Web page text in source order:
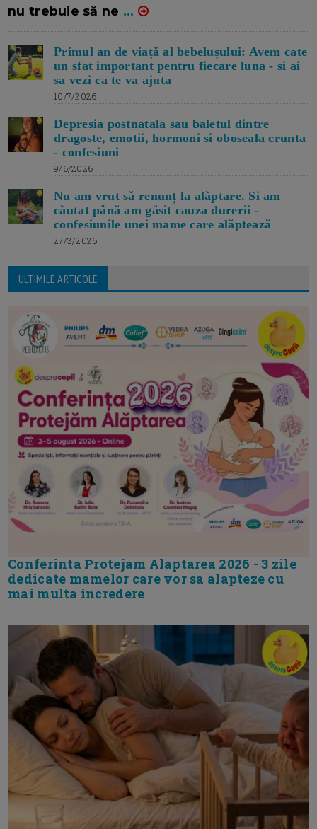
nu trebuie să ne ...
Primul an de viață al bebelușului: Avem cate
un sfat important pentru fiecare luna - si ai
sa vezi ca te va ajuta
10/7/2026
Depresia postnatala sau baletul dintre
dragoste, emotii, hormoni si oboseala crunta
- confesiuni
9/6/2026
Nu am vrut să renunț la alăptare. Si am
căutat până am găsit cauza durerii -
confesiunile unei mame care alăptează
27/3/2026
ULTIMILE ARTICOLE
Conferinta Protejam Alaptarea 2026 - 3 zile
dedicate mamelor care vor sa alapteze cu
mai multa incredere